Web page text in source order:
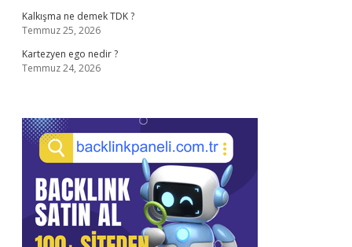
Kalkışma ne demek TDK ?
Temmuz 25, 2026
Kartezyen ego nedir ?
Temmuz 24, 2026